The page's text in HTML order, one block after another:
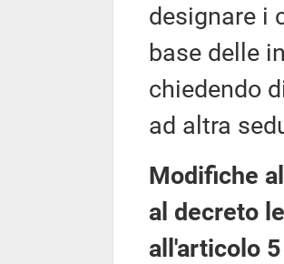
designare i
base delle
chiedendo
ad altra
Modifiche
al decreto
all'articolo